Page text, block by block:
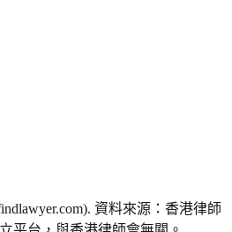
資料來源：香港律師